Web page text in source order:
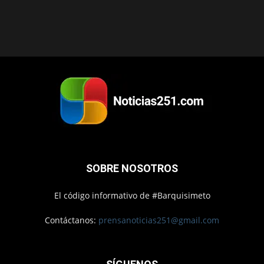
SOBRE NOSOTROS
El código informativo de #Barquisimeto
Contáctanos: prensanoticias251@gmail.com